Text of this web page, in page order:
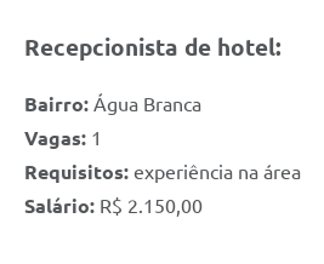
Recepcionista de hotel:
Bairro: Água Branca
Vagas: 1
Requisitos: experiência na área
Salário: R$ 2.150,00